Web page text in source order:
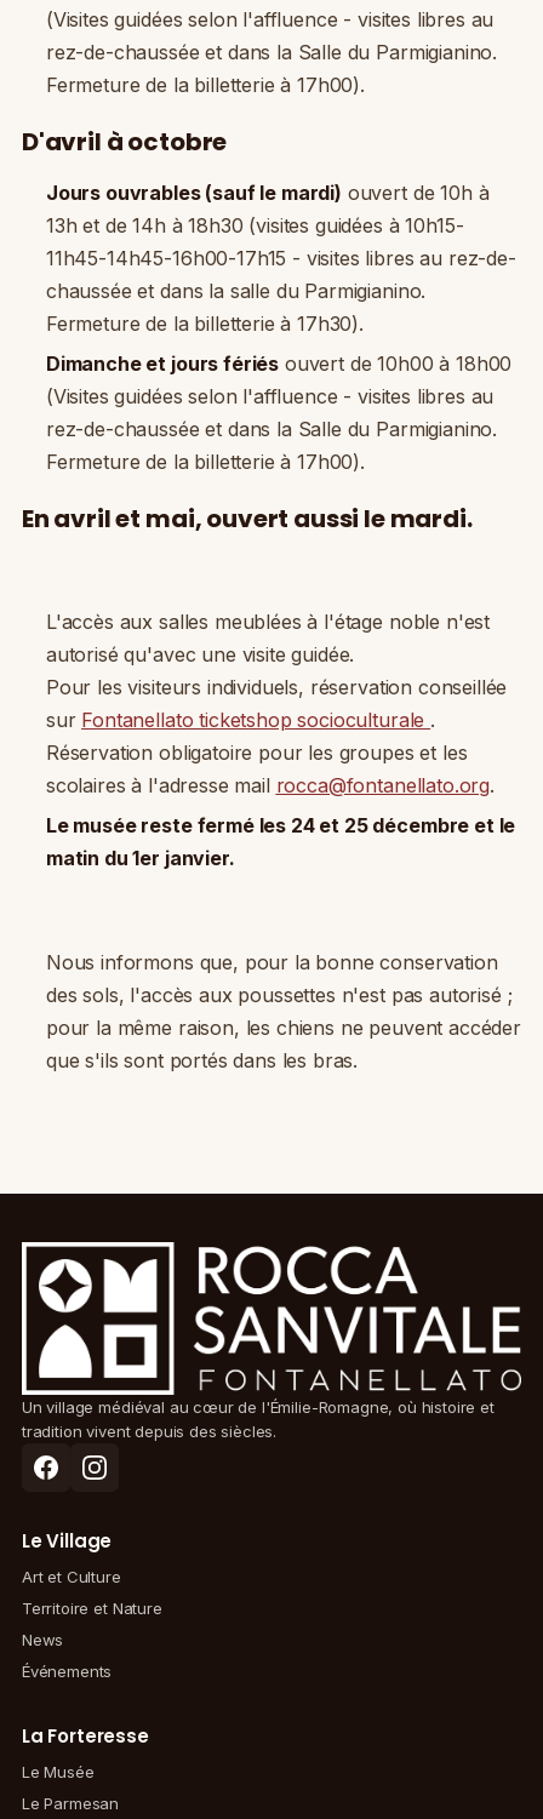
(Visites guidées selon l'affluence - visites libres au
rez-de-chaussée et dans la Salle du Parmigianino.
Fermeture de la billetterie à 17h00).
D'avril à octobre
Jours ouvrables (sauf le mardi) ouvert de 10h à
13h et de 14h à 18h30 (visites guidées à 10h15-
11h45-14h45-16h00-17h15 - visites libres au rez-de-
chaussée et dans la salle du Parmigianino.
Fermeture de la billetterie à 17h30).
Dimanche et jours fériés ouvert de 10h00 à 18h00
(Visites guidées selon l'affluence - visites libres au
rez-de-chaussée et dans la Salle du Parmigianino.
Fermeture de la billetterie à 17h00).
En avril et mai, ouvert aussi le mardi.
L'accès aux salles meublées à l'étage noble n'est
autorisé qu'avec une visite guidée.
Pour les visiteurs individuels, réservation conseillée
sur Fontanellato ticketshop socioculturale .
Réservation obligatoire pour les groupes et les
scolaires à l'adresse mail rocca@fontanellato.org.
Le musée reste fermé les 24 et 25 décembre et le
matin du 1er janvier.
Nous informons que, pour la bonne conservation
des sols, l'accès aux poussettes n'est pas autorisé ;
pour la même raison, les chiens ne peuvent accéder
que s'ils sont portés dans les bras.
Un village médiéval au cœur de l'Émilie-Romagne, où histoire et
tradition vivent depuis des siècles.
Le Village
Art et Culture
Territoire et Nature
News
Événements
La Forteresse
Le Musée
Le Parmesan